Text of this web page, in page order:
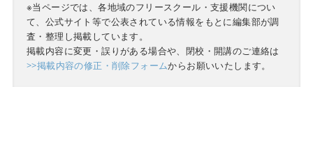
※当ページでは、各地域のフリースクール・支援機関につい
て、公式サイト等で公表されている情報をもとに編集部が調
査・整理し掲載しています。
掲載内容に変更・誤りがある場合や、閉校・開講のご連絡は
>>掲載内容の修正・削除フォームからお願いいたします。